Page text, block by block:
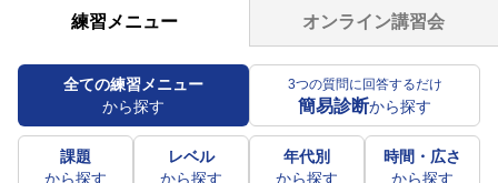
練習メニュー オンライン講習会
全ての練習メニュー
から探す
3つの質問に回答するだけ
簡易診断から探す
課題
から探す
レベル
から探す
年代別
から探す
時間・広さ
から探す